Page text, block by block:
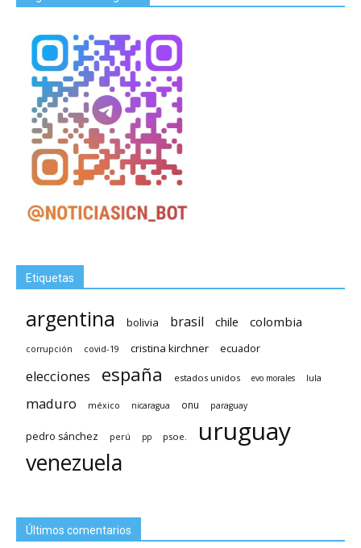
Etiquetas
argentina bolivia brasil chile colombia
corrupción covid-19 cristina kirchner ecuador
elecciones españa estados unidos evo morales lula
maduro méxico nicaragua onu paraguay
pedro sánchez perú pp psoe. uruguay
venezuela
Últimos comentarios